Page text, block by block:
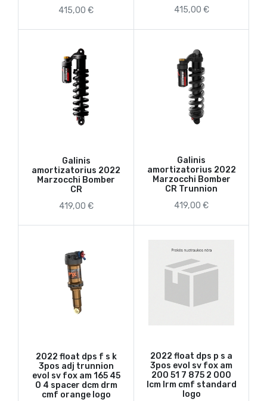
415,00 €
415,00 €
Galinis
amortizatorius 2022
Marzocchi Bomber
CR
419,00 €
Galinis
amortizatorius 2022
Marzocchi Bomber
CR Trunnion
419,00 €
2022 float dps f s k
3pos adj trunnion
evol sv fox am 165 45
0 4 spacer dcm drm
cmf orange logo
2022 float dps p s a
3pos evol sv fox am
200 51 7 875 2 000
lcm lrm cmf standard
logo